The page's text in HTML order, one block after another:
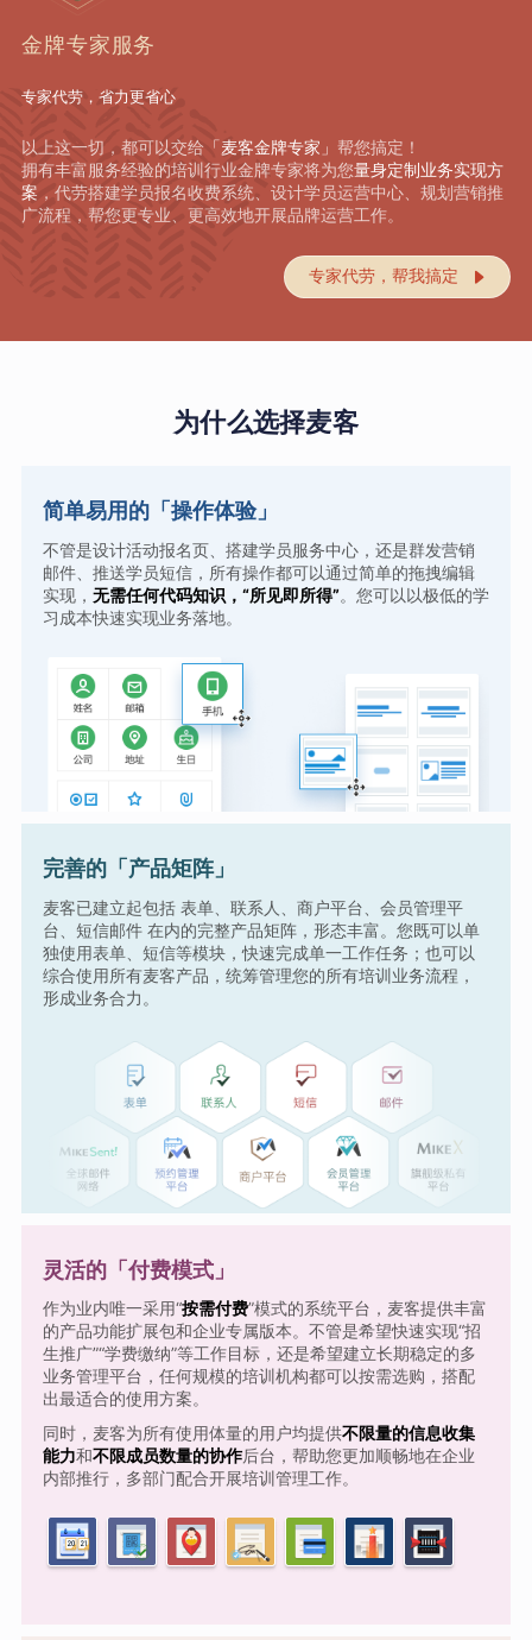
金牌专家服务
专家代劳，省力更省心
以上这一切，都可以交给「麦客金牌专家」 帮您搞定！
拥有丰富服务经验的培训行业金牌专家将为您量身定制业务实现方
案 ，代劳搭建学员报名收费系统、设计学员运营中心、规划营销推
广流程，帮您更专业、更高效地开展品牌运营工作。
专家代劳，帮我搞定 
为什么选择麦客
简单易用的「操作体验」
不管是设计活动报名页、搭建学员服务中心，还是群发营销
邮件、推送学员短信，所有操作都可以通过简单的拖拽编辑
实现， 无需任何代码知识，“所见即所得”。您可以以极低的学
习成本快速实现业务落地。
完善的「产品矩阵」
麦客已建立起包括 表单、联系人、商户平台、会员管理平
台、短信邮件 在内的完整产品矩阵，形态丰富。您既可以单
独使用表单、短信等模块，快速完成单一工作任务；也可以
综合使用所有麦客产品，统筹管理您的所有培训业务流程，
形成业务合力。
灵活的「付费模式」
作为业内唯一采用“按需付费”模式的系统平台，麦客提供丰富
的产品功能扩展包和企业专属版本。不管是希望快速实现“招
生推广”“学费缴纳”等工作目标，还是希望建立长期稳定的多
业务管理平台，任何规模的培训机构都可以按需选购，搭配
出最适合的使用方案。
同时，麦客为所有使用体量的用户均提供不限量的信息收集
能力和不限成员数量的协作后台，帮助您更加顺畅地在企业
内部推行，多部门配合开展培训管理工作。